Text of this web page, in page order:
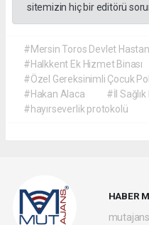
sitemizin hiç bir editörü
#Mersin Toros Devlet
#Halkkent Ek Hizmet Binası
#Özel Gereksinimli Çocuk
#Hakan Alaca
#İl
#hayırseverlik protokolü
HABER